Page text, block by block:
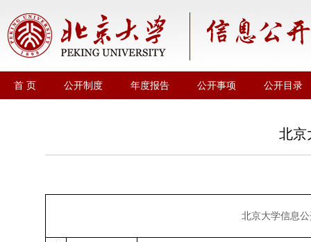
首 页 公开制度 年度报告 公开事项 公开目录
北京
北京大学信息